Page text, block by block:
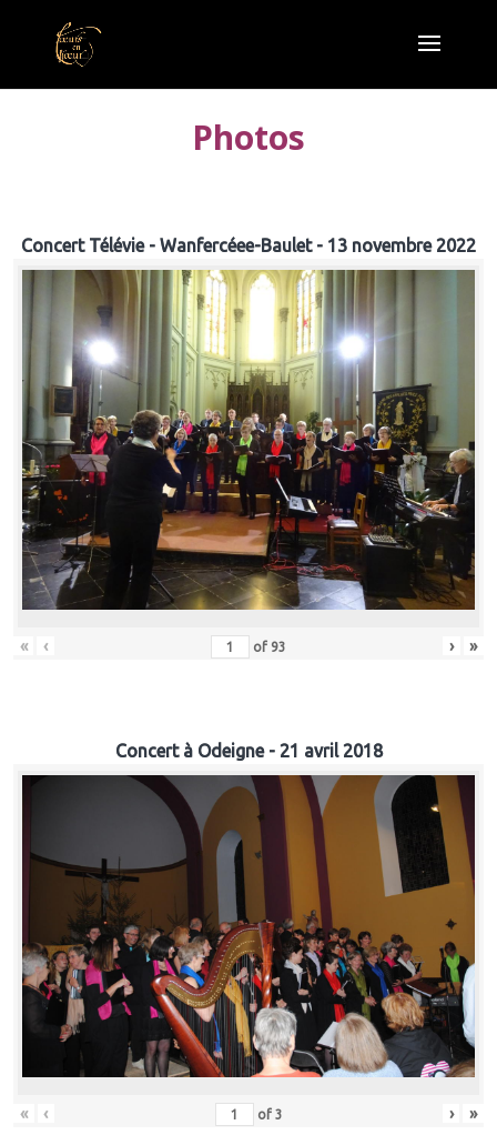
Photos
Concert Télévie - Wanfercéee-Baulet - 13 novembre 2022
« ‹ of 93 › »
Concert à Odeigne - 21 avril 2018
« ‹ of 3 › »